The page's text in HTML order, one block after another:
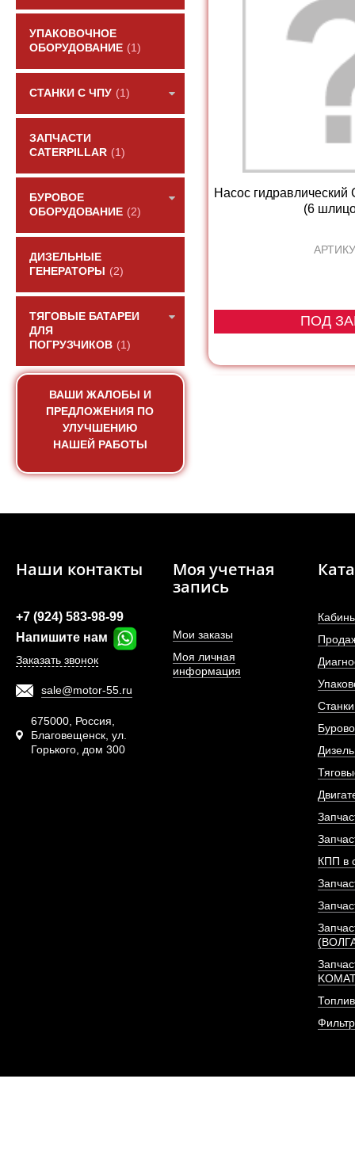
УПАКОВОЧНОЕ
ОБОРУДОВАНИЕ (1)
СТАНКИ С ЧПУ (1)
ЗАПЧАСТИ
CATERPILLAR (1)
БУРОВОЕ
ОБОРУДОВАНИЕ (2)
ДИЗЕЛЬНЫЕ
ГЕНЕРАТОРЫ
(2)
ТЯГОВЫЕ БАТАРЕИ
ДЛЯ
ПОГРУЗЧИКОВ (1)
ВАШИ ЖАЛОБЫ И
ПРЕДЛОЖЕНИЯ ПО
УЛУЧШЕНИЮ
НАШЕЙ РАБОТЫ
Насос
(6
ПОД
переднего
АРТИКУЛ:
ПОД
Гидроцилиндр
тела -
Наши контакты
+7 (924) 583-98-99
Напишите нам
Заказать звонок
sale@motor-55.ru
675000, Россия,
Благовещенск, ул.
Горького, дом 300
Моя учетная
запись
Мои заказы
Моя личная
информация
КПП в